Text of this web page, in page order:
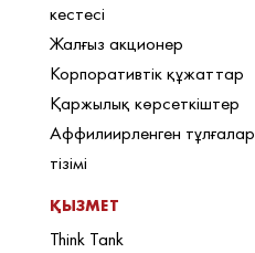
кестесі
Жалғыз акционер
Корпоративтік құжаттар
Қаржылық көрсеткіштер
Аффилиирленген тұлғалар
тізімі
ҚЫЗМЕТ
Think Tank